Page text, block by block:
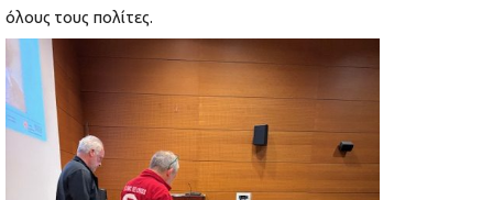
όλους τους πολίτες.